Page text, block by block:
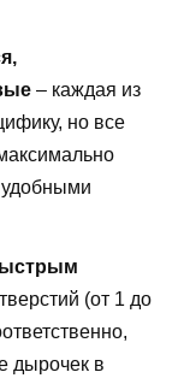
– каждая из
но все
удобными
(от 1 до
дырочек в